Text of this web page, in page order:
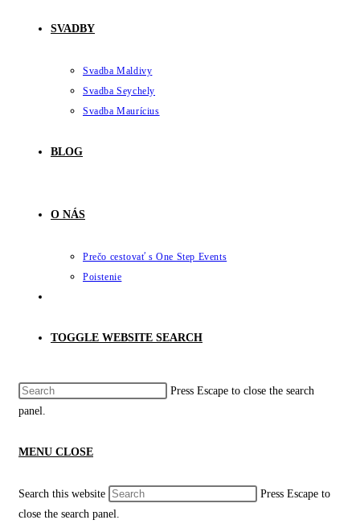
SVADBY
Svadba Maldivy
Svadba Seychely
Svadba Maurícius
BLOG
O NÁS
Prečo cestovať s One Step Events
Poistenie
TOGGLE WEBSITE SEARCH
Press Escape to close the search
panel.
MENU CLOSE
Search this website
Press Escape to
close the search panel.